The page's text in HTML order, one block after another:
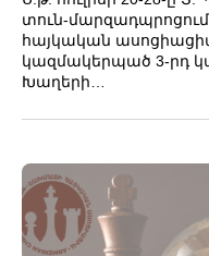
տուն-
հայկական
կազմակերպած 3-րդ
Խաղերի…